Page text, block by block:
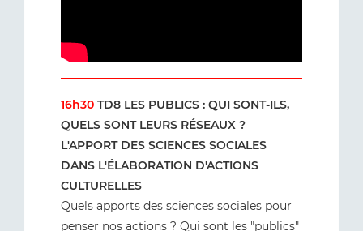
16h30 TD8 LES PUBLICS : QUI SONT-ILS,
QUELS SONT LEURS RÉSEAUX ?
L'APPORT DES SCIENCES SOCIALES
DANS L'ÉLABORATION D'ACTIONS
CULTURELLES
Quels apports des sciences sociales pour
penser nos actions ? Qui sont les "publics"